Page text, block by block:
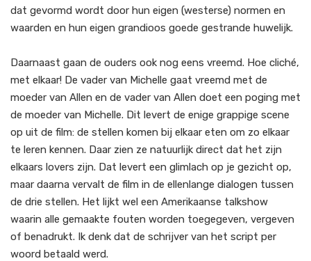
dat gevormd wordt door hun eigen (westerse) normen en
waarden en hun eigen grandioos goede gestrande huwelijk.
Daarnaast gaan de ouders ook nog eens vreemd. Hoe cliché,
met elkaar! De vader van Michelle gaat vreemd met de
moeder van Allen en de vader van Allen doet een poging met
de moeder van Michelle. Dit levert de enige grappige scene
op uit de film: de stellen komen bij elkaar eten om zo elkaar
te leren kennen. Daar zien ze natuurlijk direct dat het zijn
elkaars lovers zijn. Dat levert een glimlach op je gezicht op,
maar daarna vervalt de film in de ellenlange dialogen tussen
de drie stellen. Het lijkt wel een Amerikaanse talkshow
waarin alle gemaakte fouten worden toegegeven, vergeven
of benadrukt. Ik denk dat de schrijver van het script per
woord betaald werd.